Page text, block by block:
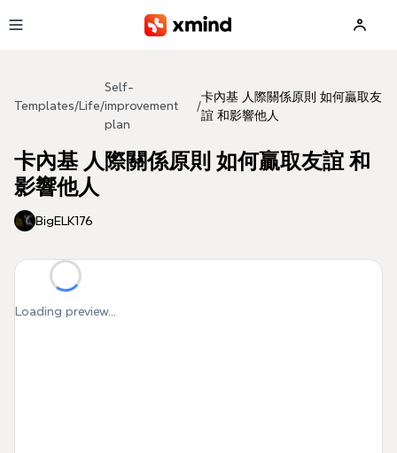
Templates/ Life/
Self-
improvement
plan
/
卡內基 人際關係原則 如何贏取友
誼 和影響他人
卡內基 人際關係原則 如何贏取友誼 和
影響他人
BigELK176
Loading preview...